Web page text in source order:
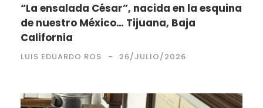
“La ensalada César”, nacida en la esquina
de nuestro México… Tijuana, Baja
California
LUIS EDUARDO ROS 26/JULIO/2026